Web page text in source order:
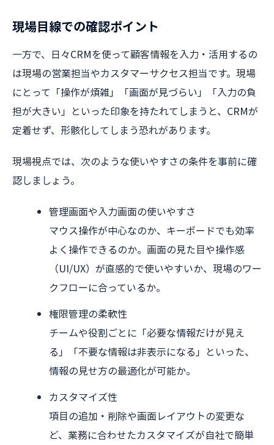
現場目線での確認ポイント
一方で、日々CRMを使って顧客情報を入力・活用するの
は現場の営業担当やカスタマーサクセス担当です。現場
にとって「操作が煩雑」「画面が見づらい」「入力の負
担が大きい」といった印象を持たれてしまうと、CRMが
定着せず、形骸化してしまう恐れがあります。
現場視点では、次のような使いやすさの条件を事前に確
認しましょう。
管理画面や入力画面の使いやすさ
マウス操作が中心なのか、キーボードでも効率
よく操作できるのか。画面の見た目や操作感
（UI/UX）が直感的で使いやすいか、現場のワー
クフローに合っているか。
権限管理の柔軟性
チームや役割ごとに「必要な情報だけが見え
る」「不要な情報は非表示になる」といった、
情報の見せ方の最適化が可能か。
カスタマイズ性
項目の追加・削除や画面レイアウトの変更な
ど、業務に合わせたカスタマイズが自社で簡単